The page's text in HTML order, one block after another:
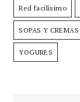
Red facilísimo
SOPAS Y CREMAS
YOGURES